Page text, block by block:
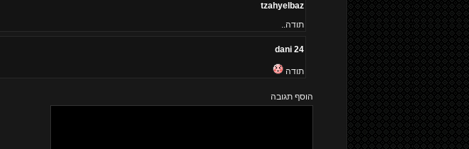
tzahyelbaz
תודה..
dani 24
תודה
הוסף תגובה